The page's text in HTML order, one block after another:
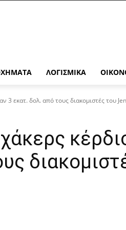
ΛΟΓΙΣΜΙΚΆ
3 εκατ. δολ. από τους διακομιστές του